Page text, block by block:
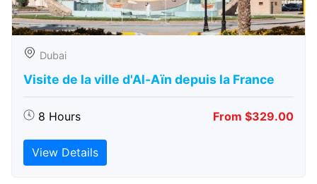
Dubai
Visite de la ville d'Al-Aïn depuis la France
8 Hours From $329.00
View Details